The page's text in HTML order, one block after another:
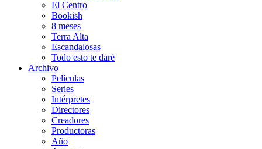
El Centro
Bookish
8 meses
Terra Alta
Escandalosas
Todo esto te daré
Archivo
Películas
Series
Intérpretes
Directores
Creadores
Productoras
Año